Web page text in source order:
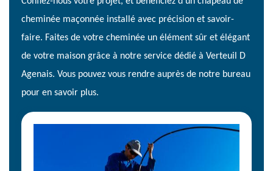
cheminée maçonnée installé avec précision et savoir-
faire. Faites de votre cheminée un élément sûr et élégant
de votre maison grâce à notre service dédié à Verteuil D
Agenais. Vous pouvez vous rendre auprès de notre bureau
pour en savoir plus.